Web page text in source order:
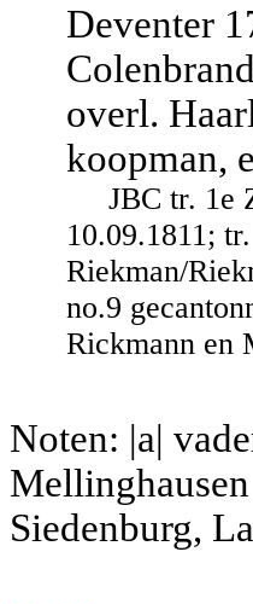
Deventer
overl.
koopman,
JBC tr. 1e
10.09.1811;
Riekman/
no.9
Rickmann en
Noten: |a|
Siedenburg,